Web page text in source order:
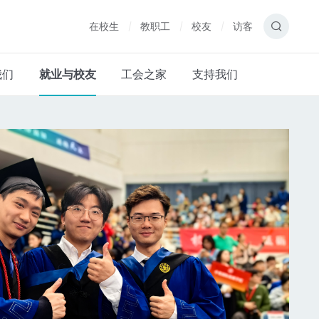
在校生 教职工 校友 访客
就业与校友 工会之家 支持我们